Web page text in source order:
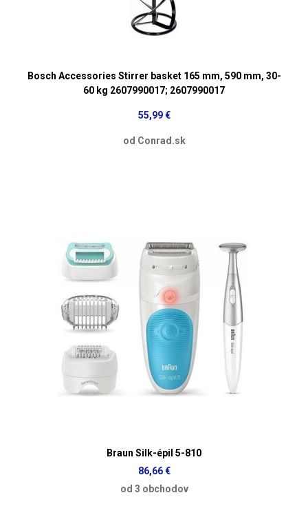
Bosch Accessories Stirrer basket 165 mm, 590 mm, 30-
60 kg 2607990017; 2607990017
55,99 €
od Conrad.sk
Braun Silk-épil 5-810
86,66 €
od 3 obchodov